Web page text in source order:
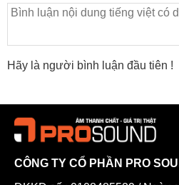
Hãy là người bình luận đầu tiên !
CÔNG TY CỔ PHẦN PRO